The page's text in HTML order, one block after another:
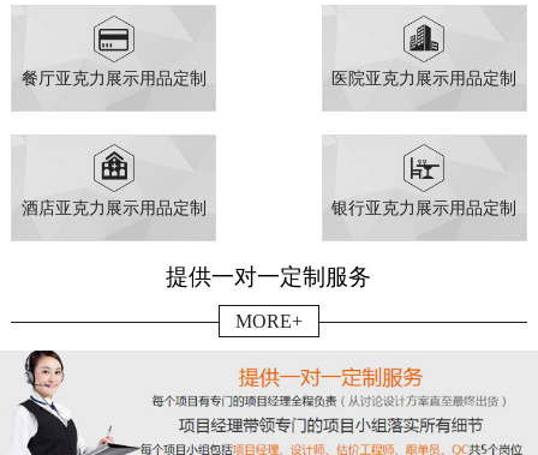
餐厅亚克力展示用品定制 医院亚克力展示用品定制
酒店亚克力展示用品定制 银行亚克力展示用品定制
提供一对一定制服务
MORE+